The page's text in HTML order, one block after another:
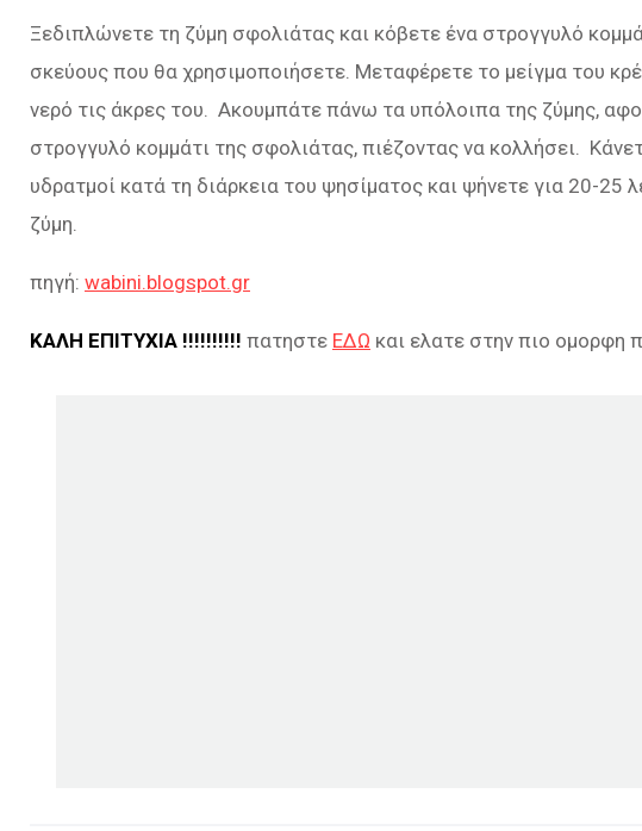
Ξεδιπλώνετε τη ζύμη σφολιάτας και κόβετε ένα στρογγυλό
σκεύους που θα χρησιμοποιήσετε. Mεταφέρετε το μείγμα του
νερό τις άκρες του. Ακουμπάτε πάνω τα υπόλοιπα της ζύμης,
στρογγυλό κομμάτι της σφολιάτας, πιέζοντας να κολλήσει.
υδρατμοί κατά τη διάρκεια του ψησίματος και ψήνετε για 20-
ζύμη.
πηγή: wabini.blogspot.gr
ΚΑΛΗ ΕΠΙΤΥΧΙΑ !!!!!!!!!! πατηστε ΕΔΩ και ελατε στην πιο ομορφη